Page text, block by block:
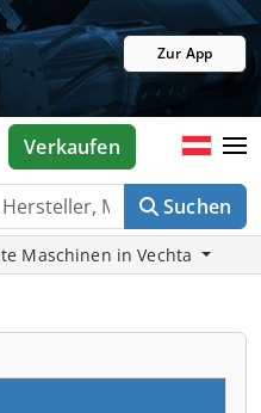
Zur App
Suchen
Verkaufen
Maschinen in Vechta